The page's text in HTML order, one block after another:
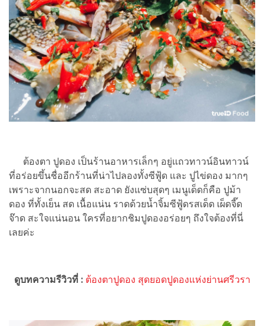
ต้องตา ปูดอง เป็นร้านอาหารเล็กๆ อยู่แถวทาวน์อินทาวน์
ที่อร่อยขึ้นชื่ออีกร้านที่น่าไปลองทั้งซีฟู้ด และ ปูไข่ดอง มากๆ
เพราะจากนอกจะสด สะอาด ยังแซ่บสุดๆ เมนูเด็ดก็คือ ปูม้า
ดอง ที่ทั้งเย็น สด เนื้อแน่น ราดด้วยน้ำจิ้มซีฟู้ดรสเด็ด เผ็ดจี๊ด
จ๊าด สะใจแน่นอน ใครที่อยากชิมปูดองอร่อยๆ ถึงใจต้องที่นี่
เลยค่ะ
ดูบทความรีวิวที่ : ต้องตาปูดอง สุดยอดปูดองแห่งย่านศรีวรา